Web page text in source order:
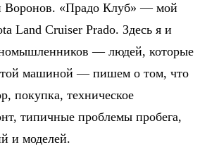
Воронов. «Прадо Клуб» — мой
Land Cruiser Prado. Здесь я и
— людей, которые
машиной — пишем о том, что
покупка, техническое
типичные проблемы пробега,
и моделей.